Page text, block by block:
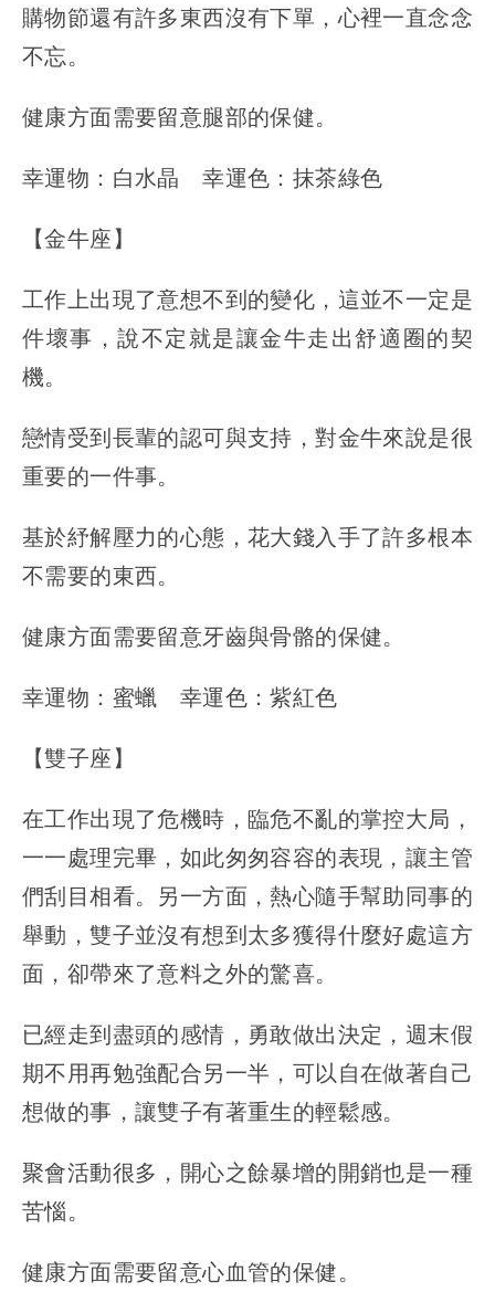
購物節還有許多東西沒有下單，心裡一直念念
不忘。
健康方面需要留意腿部的保健。
幸運物：白水晶 幸運色：抹茶綠色
【金牛座】
工作上出現了意想不到的變化，這並不一定是
件壞事，說不定就是讓金牛走出舒適圈的契
機。
戀情受到長輩的認可與支持，對金牛來說是很
重要的一件事。
基於紓解壓力的心態，花大錢入手了許多根本
不需要的東西。
健康方面需要留意牙齒與骨骼的保健。
幸運物：蜜蠟 幸運色：紫紅色
【雙子座】
在工作出現了危機時，臨危不亂的掌控大局，
一一處理完畢，如此匆匆容容的表現，讓主管
們刮目相看。另一方面，熱心隨手幫助同事的
舉動，雙子並沒有想到太多獲得什麼好處這方
面，卻帶來了意料之外的驚喜。
已經走到盡頭的感情，勇敢做出決定，週末假
期不用再勉強配合另一半，可以自在做著自己
想做的事，讓雙子有著重生的輕鬆感。
聚會活動很多，開心之餘暴增的開銷也是一種
苦惱。
健康方面需要留意心血管的保健。